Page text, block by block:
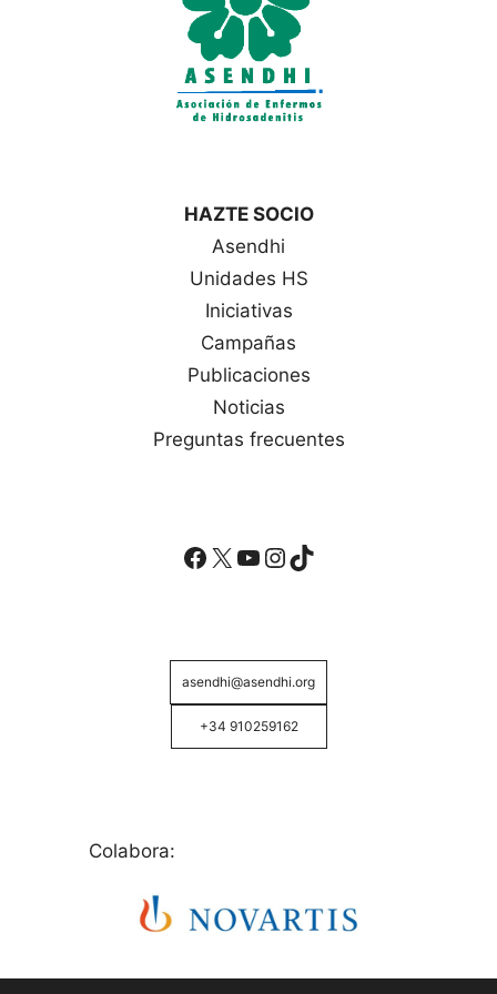
HAZTE SOCIO
Asendhi
Unidades HS
Iniciativas
Campañas
Publicaciones
Noticias
Preguntas frecuentes
Facebook
X YouTube
Instagram
TikTok
asendhi@asendhi.org
+34 910259162
Colabora: